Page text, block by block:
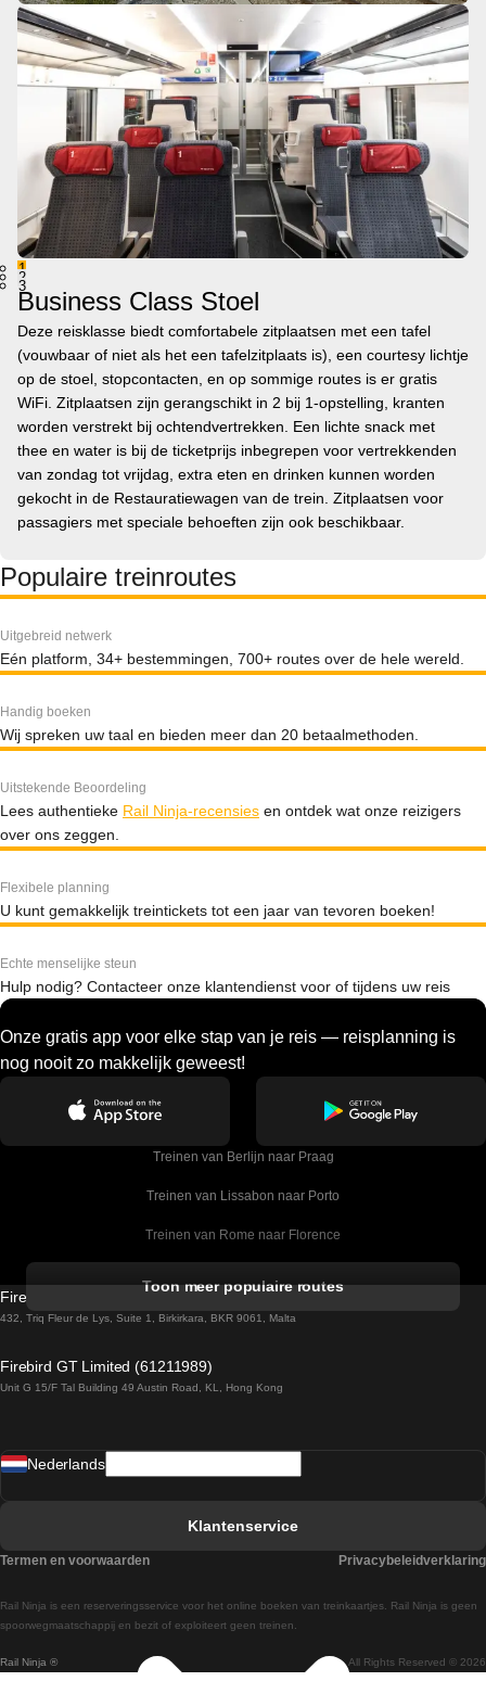
1
2
3
Business Class Stoel
Deze reisklasse biedt comfortabele zitplaatsen met een tafel
(vouwbaar of niet als het een tafelzitplaats is), een courtesy lichtje
op de stoel, stopcontacten, en op sommige routes is er gratis
WiFi. Zitplaatsen zijn gerangschikt in 2 bij 1-opstelling, kranten
worden verstrekt bij ochtendvertrekken. Een lichte snack met
thee en water is bij de ticketprijs inbegrepen voor vertrekkenden
van zondag tot vrijdag, extra eten en drinken kunnen worden
gekocht in de Restauratiewagen van de trein. Zitplaatsen voor
passagiers met speciale behoeften zijn ook beschikbaar.
Populaire treinroutes
Uitgebreid netwerk
Eén platform, 34+ bestemmingen, 700+ routes over de hele wereld.
Handig boeken
Wij spreken uw taal en bieden meer dan 20 betaalmethoden.
Uitstekende Beoordeling
Lees authentieke Rail Ninja-recensies en ontdek wat onze reizigers
over ons zeggen.
Flexibele planning
U kunt gemakkelijk treintickets tot een jaar van tevoren boeken!
Echte menselijke steun
Hulp nodig? Contacteer onze klantendienst voor of tijdens uw reis
Onze gratis app voor elke stap van je reis — reisplanning is
nog nooit zo makkelijk geweest!
Treinen van Berlijn naar Praag
Treinen van Lissabon naar Porto
Treinen van Rome naar Florence
Treinen van Sevilla naar Barcelona
Treinen van Praag naar Wenen
Treinen van Wenen naar Salzburg
Treinen van Wenen naar Praag
Toon meer populaire routes
Firebird GT Limited (OC 1451)
432, Triq Fleur de Lys, Suite 1, Birkirkara, BKR 9061, Malta
Firebird GT Limited (61211989)
Unit G 15/F Tal Building 49 Austin Road, KL, Hong Kong
Rail Ninja ® All Rights Reserved © 2026
Rail Ninja is een reserveringsservice voor het online boeken van treinkaartjes. Rail Ninja is geen
spoorwegmaatschappij en bezit of exploiteert geen treinen.
Nederlands
Klantenservice
Termen en voorwaarden Privacybeleidverklaring